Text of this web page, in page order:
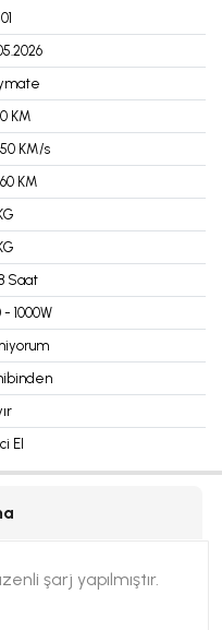
KM
KM/s
KM
Saat
- 1000W
El
şarj yapılmıştır.